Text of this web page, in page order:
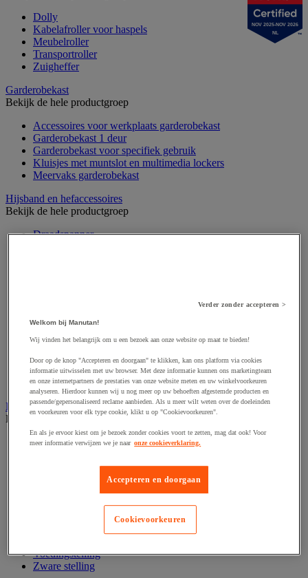
Dolly
Kabelafroller voor haspels
Meubelroller
Transportroller
Zuigheffer
Garderobekast
Bekijk de hele productgroep
Accessoires voor werkplaats garderobekast
Garderobekast 1 deur
Garderobekast voor specifiek gebruik
Kluisjes met muntslot en multimedia lockers
Meervaks garderobekast
Hijsband en hefaccessoires
Bekijk de hele productgroep
Draadspanner
Kabel
Sjorband en trekstang
Spanband
Stalen ketting
Touw en draad
Industriële en magazijnstellingen
Bekijk de hele productgroep
Doorschuifstelling en doorrolstelling
Entresol voor magazijn
Middelzware stelling
Rek voor haspels en spoelen
Voedingstelling
Zware stelling
NOV 2025-NOV 2026
NL
Verder zonder accepteren >
Welkom bij Manutan!
Wij vinden het belangrijk om u een bezoek aan onze website op maat te bieden!
Door op de knop "Accepteren en doorgaan" te klikken, kan ons platform via cookies
informatie uitwisselen met uw browser. Met deze informatie kunnen ons marketingteam
en onze internetpartners de prestaties van onze website meten en uw winkelvoorkeuren
analyseren. Hierdoor kunnen wij u nog meer op uw behoeften afgestemde producten en
passende/gepersonaliseerd reclame aanbieden. Als u meer wilt weten over de doeleinden
en voorkeuren voor elk type cookie, klikt u op "Cookievoorkeuren".
En als je ervoor kiest om je bezoek zonder cookies voort te zetten, mag dat ook! Voor
meer informatie verwijzen we je naar onze cookieverklaring.
Accepteren en doorgaan
Cookievoorkeuren